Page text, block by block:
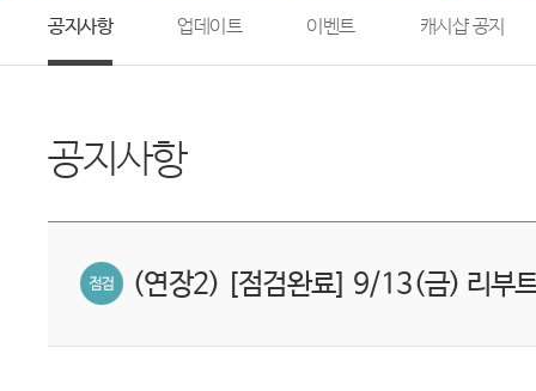
공지사항 업데이트 이벤트 캐시샵 공지
공지사항
(연장2) [점검완료] 9/13(금) 리부